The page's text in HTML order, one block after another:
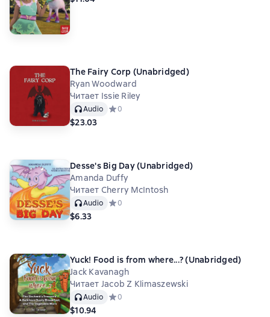
The Fairy Corp (Unabridged)
Ryan Woodward
Читает Issie Riley
Audio Средний рейтинг 0 на основе 0 оценок
0
$23.03
Desse's Big Day (Unabridged)
Amanda Duffy
Читает Cherry McIntosh
Audio Средний рейтинг 0 на основе 0 оценок
0
$6.33
Yuck! Food is from where...? (Unabridged)
Jack Kavanagh
Читает Jacob Z Klimaszewski
Audio Средний рейтинг 0 на основе 0 оценок
0
$10.94